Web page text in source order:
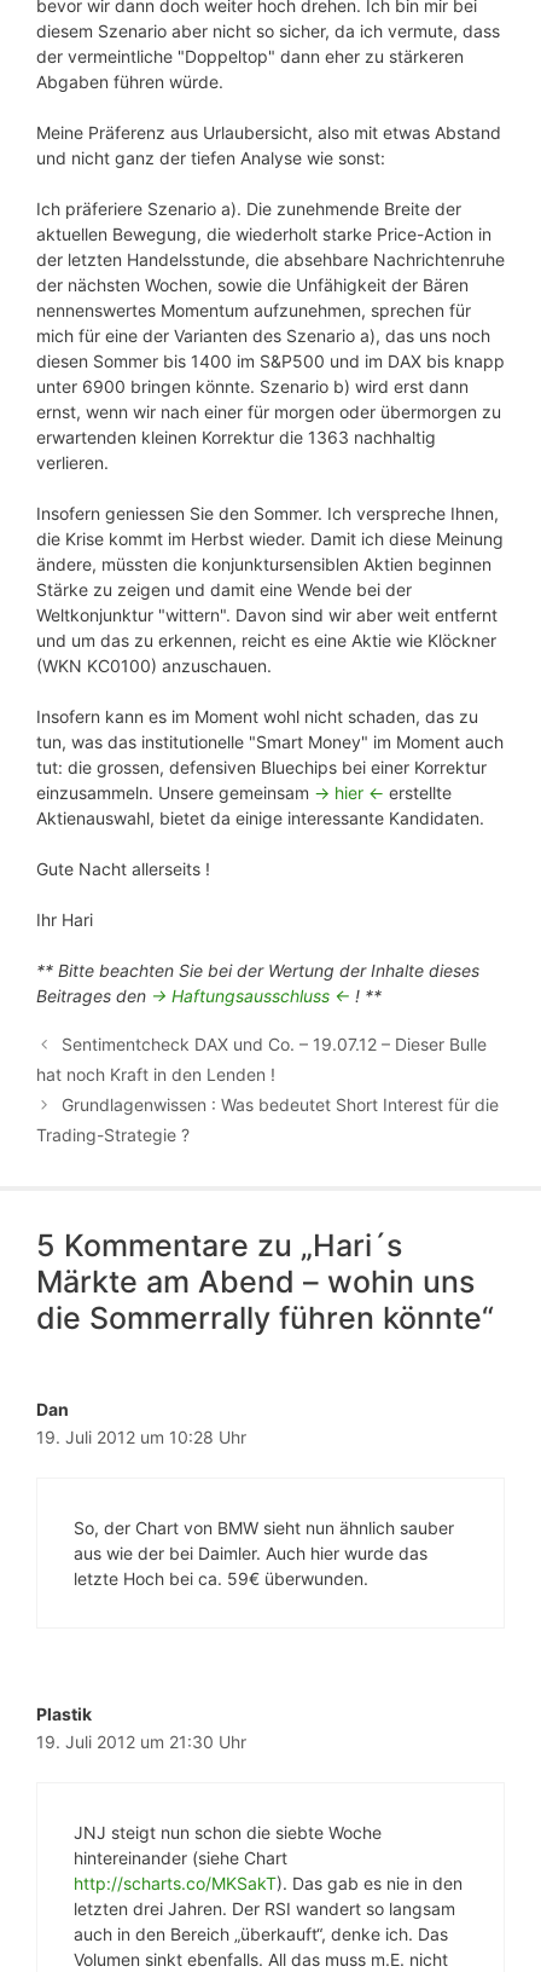
bevor wir dann doch weiter hoch drehen. Ich bin mir bei
diesem Szenario aber nicht so sicher, da ich vermute, dass
der vermeintliche "Doppeltop" dann eher zu stärkeren
Abgaben führen würde.
Meine Präferenz aus Urlaubersicht, also mit etwas Abstand
und nicht ganz der tiefen Analyse wie sonst:
Ich präferiere Szenario a). Die zunehmende Breite der
aktuellen Bewegung, die wiederholt starke Price-Action in
der letzten Handelsstunde, die absehbare Nachrichtenruhe
der nächsten Wochen, sowie die Unfähigkeit der Bären
nennenswertes Momentum aufzunehmen, sprechen für
mich für eine der Varianten des Szenario a), das uns noch
diesen Sommer bis 1400 im S&P500 und im DAX bis knapp
unter 6900 bringen könnte. Szenario b) wird erst dann
ernst, wenn wir nach einer für morgen oder übermorgen zu
erwartenden kleinen Korrektur die 1363 nachhaltig
verlieren.
Insofern geniessen Sie den Sommer. Ich verspreche Ihnen,
die Krise kommt im Herbst wieder. Damit ich diese Meinung
ändere, müssten die konjunktursensiblen Aktien beginnen
Stärke zu zeigen und damit eine Wende bei der
Weltkonjunktur "wittern". Davon sind wir aber weit entfernt
und um das zu erkennen, reicht es eine Aktie wie Klöckner
(WKN KC0100) anzuschauen.
Insofern kann es im Moment wohl nicht schaden, das zu
tun, was das institutionelle "Smart Money" im Moment auch
tut: die grossen, defensiven Bluechips bei einer Korrektur
einzusammeln. Unsere gemeinsam -> hier <- erstellte
Aktienauswahl, bietet da einige interessante Kandidaten.
Gute Nacht allerseits !
Ihr Hari
** Bitte beachten Sie bei der Wertung der Inhalte dieses
Beitrages den -> Haftungsausschluss <- ! **
Sentimentcheck DAX und Co. – 19.07.12 – Dieser Bulle
hat noch Kraft in den Lenden !
Grundlagenwissen : Was bedeutet Short Interest für die
Trading-Strategie ?
5 Kommentare zu „Hari´s
Märkte am Abend – wohin uns
die Sommerrally führen könnte“
Dan
19. Juli 2012 um 10:28 Uhr
So, der Chart von BMW sieht nun ähnlich sauber
aus wie der bei Daimler. Auch hier wurde das
letzte Hoch bei ca. 59€ überwunden.
Plastik
19. Juli 2012 um 21:30 Uhr
JNJ steigt nun schon die siebte Woche
hintereinander (siehe Chart
http://scharts.co/MKSakT). Das gab es nie in den
letzten drei Jahren. Der RSI wandert so langsam
auch in den Bereich „überkauft“, denke ich. Das
Volumen sinkt ebenfalls. All das muss m.E. nicht